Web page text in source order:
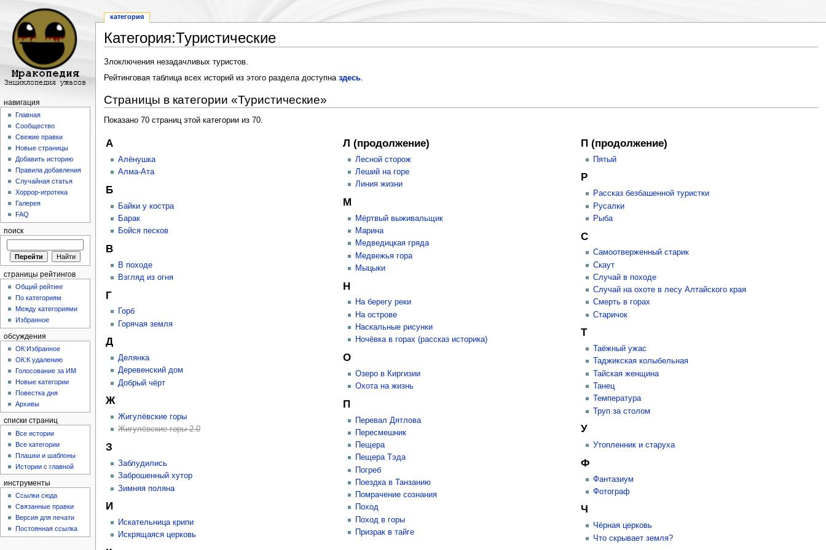
Категория:Туристические
Злоключения незадачливых туристов.
Рейтинговая таблица всех историй из этого раздела доступна здесь.
Страницы в категории «Туристические»
Показано 70 страниц этой категории из 70.
А
Алёнушка
Алма-Ата
Б
Байки у костра
Барак
Бойся песков
В
В походе
Взгляд из огня
Г
Горб
Горячая земля
Д
Делянка
Деревенский дом
Добрый чёрт
Ж
Жигулёвские горы
Жигулёвские горы 2.0
З
Заблудились
Заброшенный хутор
Зимняя поляна
И
Искательница крипи
Искрящаяся церковь
Л (продолжение)
Лесной сторож
Леший на горе
Линия жизни
М
Мёртвый выживальщик
Марина
Медведицкая гряда
Медвежья гора
Мыцыки
Н
На берегу реки
На острове
Наскальные рисунки
Ночёвка в горах (рассказ историка)
О
Озеро в Киргизии
Охота на жизнь
П
Перевал Дятлова
Пересмешник
Пещера
Пещера Тэда
Погреб
Поездка в Танзанию
Помрачение сознания
Поход
Поход в горы
Призрак в тайге
П (продолжение)
Пятый
Р
Рассказ безбашенной туристки
Русалки
Рыба
С
Самоотверженный старик
Скаут
Случай в походе
Случай на охоте в лесу Алтайского края
Смерть в горах
Старичок
Т
Таёжный ужас
Таджикская колыбельная
Тайская женщина
Танец
Температура
Труп за столом
У
Утопленник и старуха
Ф
Фантазиум
Фотограф
Ч
Чёрная церковь
Что скрывает земля?
категория
навигация
Главная
Сообщество
Свежие правки
Новые страницы
Добавить историю
Правила добавления
Случайная статья
Хоррор-игротека
Галерея
FAQ
поиск
страницы рейтингов
Общий рейтинг
По категориям
Между категориями
Избранное
обсуждения
ОК:Избранное
ОК:К удалению
Голосование за ИМ
Новые категории
Повестка дня
Архивы
списки страниц
Все истории
Все категории
Плашки и шаблоны
Истории с главной
инструменты
Ссылки сюда
Связанные правки
Версия для печати
Постоянная ссылка